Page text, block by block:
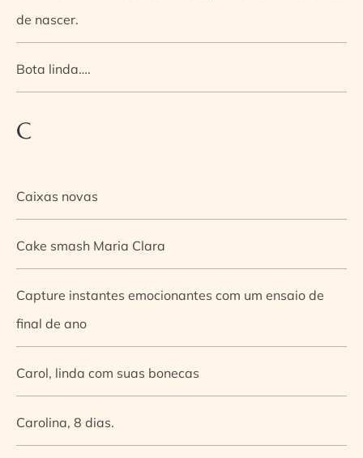
de nascer.
Bota linda….
C
Caixas novas
Cake smash Maria Clara
Capture instantes emocionantes com um ensaio de
final de ano
Carol, linda com suas bonecas
Carolina, 8 dias.